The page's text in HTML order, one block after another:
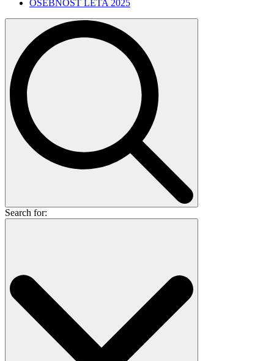
OSEBNOST LETA 2025
Search for: